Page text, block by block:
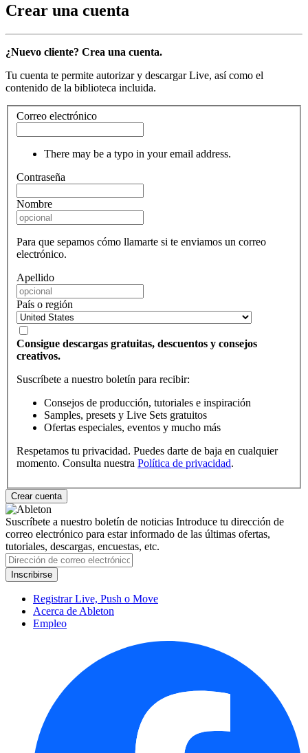
Crear una cuenta
¿Nuevo cliente? Crea una cuenta.
Tu cuenta te permite autorizar y descargar Live, así como el
contenido de la biblioteca incluida.
Correo electrónico
There may be a typo in your email address.
Contraseña
Nombre
Para que sepamos cómo llamarte si te enviamos un correo
electrónico.
Apellido
País o región
Consigue descargas gratuitas, descuentos y consejos
creativos.
Suscríbete a nuestro boletín para recibir:
Consejos de producción, tutoriales e inspiración
Samples, presets y Live Sets gratuitos
Ofertas especiales, eventos y mucho más
Respetamos tu privacidad. Puedes darte de baja en cualquier
momento. Consulta nuestra Política de privacidad.
Suscríbete a nuestro boletín de noticias Introduce tu dirección de
correo electrónico para estar informado de las últimas ofertas,
tutoriales, descargas, encuestas, etc.
Registrar Live, Push o Move
Acerca de Ableton
Empleo